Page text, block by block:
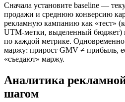
Сначала установите baseline —
продажи и среднюю конверсию
рекламную кампанию как «тест»
UTM-метки, выделенный бюджет)
по каждой метрике.
маржу: прирост GMV ≠ прибыль,
«съедают» маржу.
Аналитика
шагом